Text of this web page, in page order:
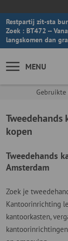
Restpartij zit-sta
Zoek : BT472 --
langskomen dan
MENU
kopen
Tweedehands
Amsterdam
Zoek je
Kantoorinrichting
kantoorkasten,